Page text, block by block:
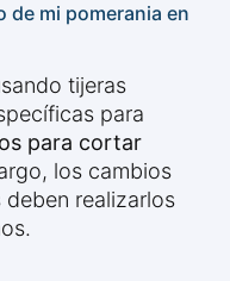
de mi pomerania en
tijeras
para
para cortar
los cambios
realizarlos